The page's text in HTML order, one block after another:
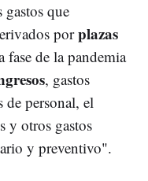
que
porplazas
fase de la pandemia
, gastos
de personal, el
y otros gastos
y preventivo".